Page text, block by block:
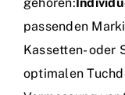
passenden
Kassetten- oder
optimalen